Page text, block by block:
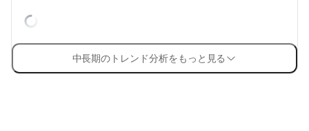
中長期のトレンド分析をもっと見る